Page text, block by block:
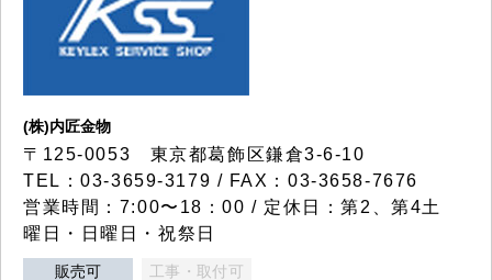
(株)内匠金物
〒125-0053 東京都葛飾区鎌倉3-6-10
TEL：03-3659-3179 / FAX：03-3658-7676
営業時間：7:00〜18：00 / 定休日：第2、第4土
曜日・日曜日・祝祭日
販売可 工事・取付可